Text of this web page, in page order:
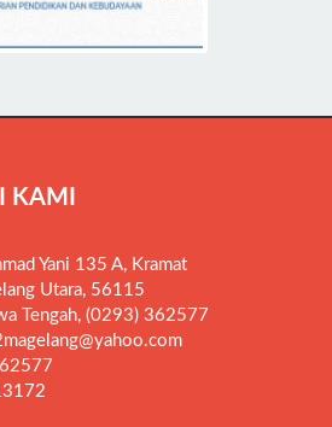
KAMI
Yani 135 A, Kramat
Utara, 56115
Tengah, (0293) 362577